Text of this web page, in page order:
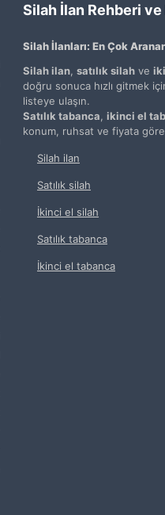
Silah İlan Rehberi ve
Silah İlanları: En Çok
Silah ilan satılık silah ve
doğru sonuca hızlı gitmek
listeye ulaşın.
Satılık tabanca ikinci el
konum, ruhsat ve fiyata göre
Silah ilan
Satılık silah
İkinci el silah
Satılık tabanca
İkinci el tabanca